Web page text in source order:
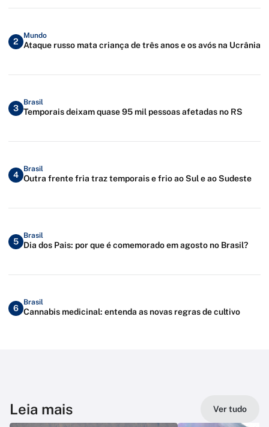
2
Mundo
Ataque russo mata criança de três anos e os avós na Ucrânia
3
Brasil
Temporais deixam quase 95 mil pessoas afetadas no RS
4
Brasil
Outra frente fria traz temporais e frio ao Sul e ao Sudeste
5
Brasil
Dia dos Pais: por que é comemorado em agosto no Brasil?
6
Brasil
Cannabis medicinal: entenda as novas regras de cultivo
Leia mais Ver tudo